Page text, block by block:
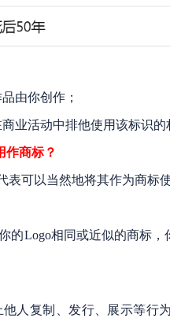
由你创作；
业活动中排他使用该标识的
作商标？
表可以当然地将其作为商标
的Logo相同或近似的商标
人复制、发行、展示等行